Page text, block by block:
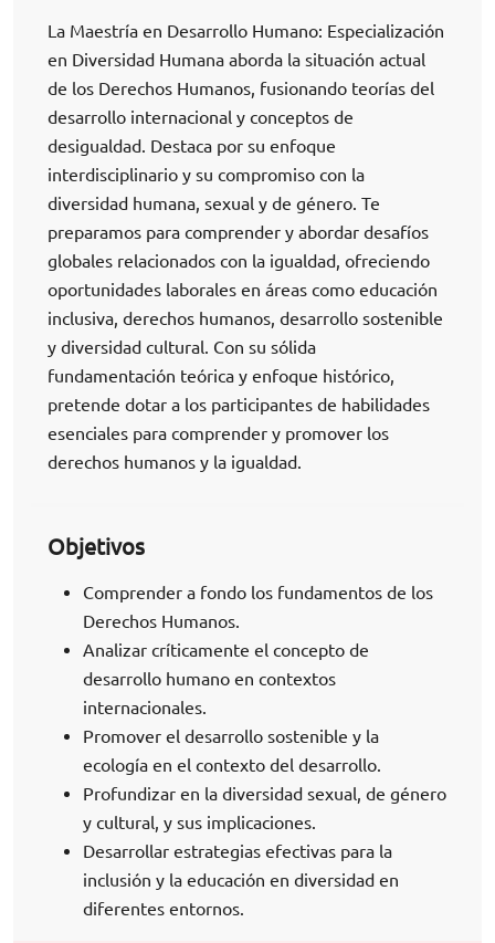
La Maestría en Desarrollo Humano: Especialización
en Diversidad Humana aborda la situación actual
de los Derechos Humanos, fusionando teorías del
desarrollo internacional y conceptos de
desigualdad. Destaca por su enfoque
interdisciplinario y su compromiso con la
diversidad humana, sexual y de género. Te
preparamos para comprender y abordar desafíos
globales relacionados con la igualdad, ofreciendo
oportunidades laborales en áreas como educación
inclusiva, derechos humanos, desarrollo sostenible
y diversidad cultural. Con su sólida
fundamentación teórica y enfoque histórico,
pretende dotar a los participantes de habilidades
esenciales para comprender y promover los
derechos humanos y la igualdad.
Objetivos
Comprender a fondo los fundamentos de los
Derechos Humanos.
Analizar críticamente el concepto de
desarrollo humano en contextos
internacionales.
Promover el desarrollo sostenible y la
ecología en el contexto del desarrollo.
Profundizar en la diversidad sexual, de género
y cultural, y sus implicaciones.
Desarrollar estrategias efectivas para la
inclusión y la educación en diversidad en
diferentes entornos.